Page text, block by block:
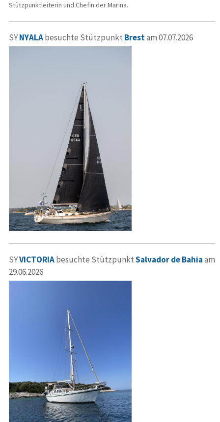
Stützpunktleiterin und Chefin der Marina.
SYNYALAbesuchte Stützpunkt Brestam 07.07.2026
SYVICTORIAbesuchte StützpunktSalvador de Bahiaam
29.06.2026